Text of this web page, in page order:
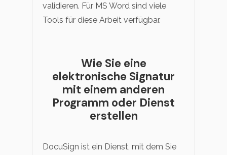
validieren. Für MS Word sind viele
Tools für diese Arbeit verfügbar.
Wie Sie eine
elektronische Signatur
mit einem anderen
Programm oder Dienst
erstellen
DocuSign ist ein Dienst, mit dem Sie